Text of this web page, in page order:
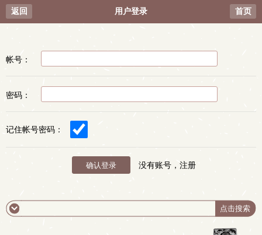
返回 用户登录 首页
帐号：
密码：
记住帐号密码：
没有账号，注册